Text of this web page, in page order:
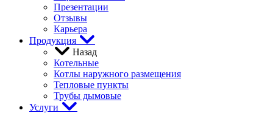
Презентации
Отзывы
Карьера
Продукция
Назад
Котельные
Котлы наружного размещения
Тепловые пункты
Трубы дымовые
Услуги